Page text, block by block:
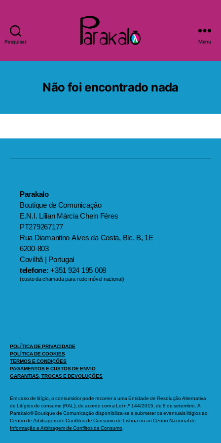
Pesquisar Menu
Não foi encontrado nada
Parakalo
Boutique de Comunicação
E.N.I. Lílian Márcia Chein Féres
PT279267177
Rua Diamantino Alves da Costa, Blc. B, 1E
6200-803
Covilhã | Portugal
telefone: +351 924 195 008
(custo da chamada para rede móvel nacional)
POLÍTICA DE PRIVACIDADE
POLÍTICA DE COOKIES
TERMOS E CONDIÇÕES
PAGAMENTOS E CUSTOS DE ENVIO
GARANTIAS, TROCAS E DEVOLUÇÕES
Em caso de litígio, o consumidor pode recorrer a uma Entidade de Resolução Alternativa
de Litígios de consumo (RAL), de acordo com a Lei n.º 144/2015, de 8 de setembro. A
Parakalo® Boutique de Comunicação disponibiliza-se a submeter os eventuais litígios ao
Centro de Arbitragem de Conflitos de Consumo de Lisboaou ao Centro Nacional de
Informação e Arbitragem de Conflitos de Consumo.